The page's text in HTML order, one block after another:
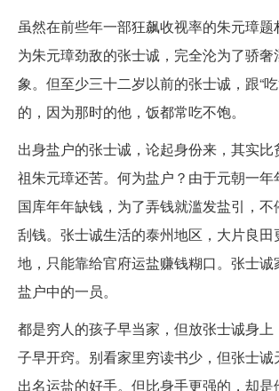
虽然在前些年一部狂飙收视率的朱元璋
为朱元璋劲敌的张士诚，完全沦为了骄
象。但至少三十二岁以前的张士诚，跟“
的，因为那时的他，饭都常吃不饱。
出身盐户的张士诚，论起身份来，其实比
祖朱元璋还苦。何为盐户？由于元朝一年
国库年年缺钱，为了弄钱就滥发盐引，不
刮钱。张士诚生活的泰州地区，大片良
地，只能靠给官府运盐赚钱糊口。张士
盐户中的一员。
都是穷人的孩子早当家，但放张士诚身
子早开窍。别看家里穷读书少，但张士诚
出名运盐的好手。但比身手更强的，却是